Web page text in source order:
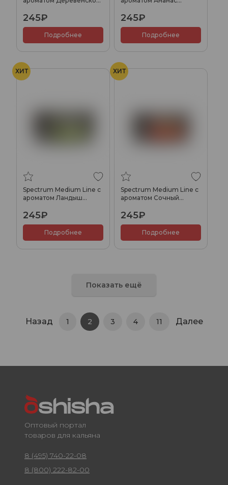
гр.
245₽
Подробнее
245₽
Подробнее
ХИТ
Spectrum Medium Line с
ароматом Ландыш
гр.
245₽
Подробнее
ХИТ
Spectrum Medium Line с
ароматом Сочный
245₽
Подробнее
Показать ещё
Назад 1 2 3 4 11 Далее
Оптовый портал
товаров для кальяна
8 (495) 740-22-08
8 (800) 222-82-00